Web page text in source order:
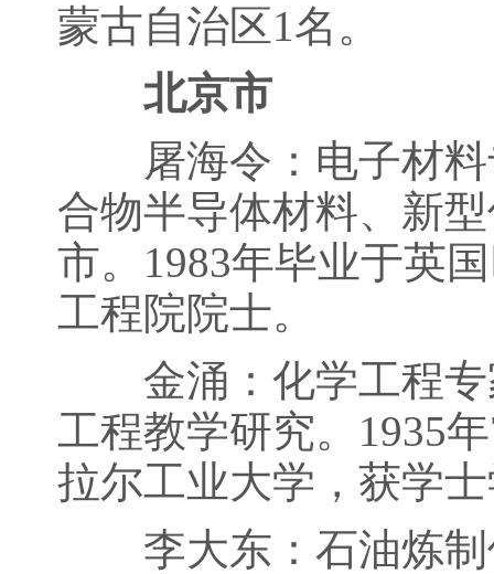
蒙古自治区1名。
北京市
屠海令：电子材料
合物半导体材料、新
市。1983年毕业于英
工程院院士。
金涌：化学工程专
工程教学研究。1935
拉尔工业大学，获学
李大东：石油炼制